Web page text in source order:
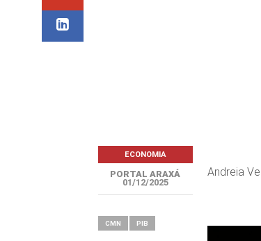
Andreia
ECONOMIA
PORTAL ARAXÁ
01/12/2025
CMN PIB